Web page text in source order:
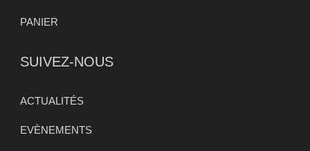
PANIER
SUIVEZ-NOUS
ACTUALITÉS
EVÈNEMENTS